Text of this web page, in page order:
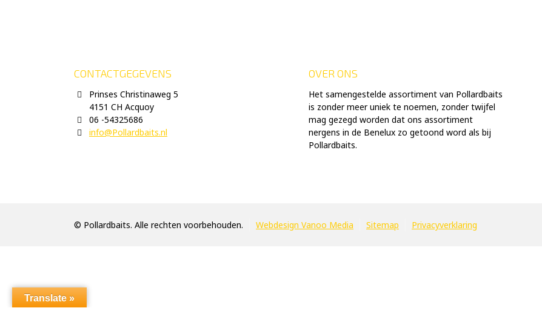
CONTACTGEGEVENS
Prinses Christinaweg 5
4151 CH Acquoy
06 -54325686
info@Pollardbaits.nl
OVER ONS
Het samengestelde assortiment van Pollardbaits
is zonder meer uniek te noemen, zonder twijfel
mag gezegd worden dat ons assortiment
nergens in de Benelux zo getoond word als bij
Pollardbaits.
© Pollardbaits. Alle rechten voorbehouden. Webdesign Vanoo Media Sitemap Privacyverklaring
Translate »